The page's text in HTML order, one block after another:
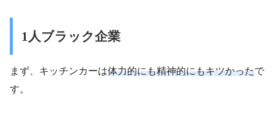
1人ブラック企業
まず、キッチンカーは体力的にも精神的にもキツかったで
す。